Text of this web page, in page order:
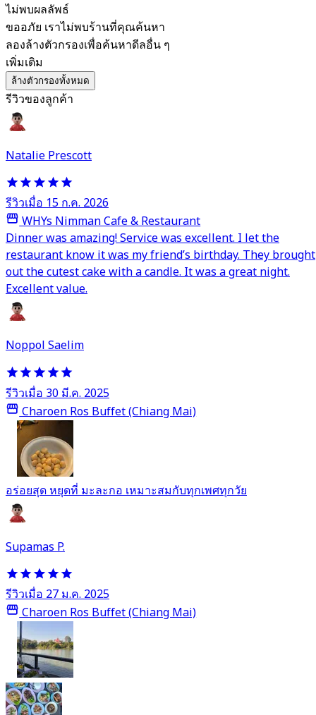
ไม่พบผลลัพธ์
ขออภัย เราไม่พบร้านที่คุณค้นหา
ลองล้างตัวกรองเพื่อค้นหาดีลอื่น ๆ
เพิ่มเติม
ล้างตัวกรองทั้งหมด
รีวิวของลูกค้า
Natalie Prescott
รีวิวเมื่อ 15 ก.ค. 2026
WHYs Nimman Cafe & Restaurant
Dinner was amazing! Service was excellent. I let the
restaurant know it was my friend’s birthday. They brought
out the cutest cake with a candle. It was a great night.
Excellent value.
Noppol Saelim
รีวิวเมื่อ 30 มี.ค. 2025
Charoen Ros Buffet (Chiang Mai)
อร่อยสุด หยุดที่ มะละกอ เหมาะสมกับทุกเพศทุกวัย
Supamas P.
รีวิวเมื่อ 27 ม.ค. 2025
Charoen Ros Buffet (Chiang Mai)